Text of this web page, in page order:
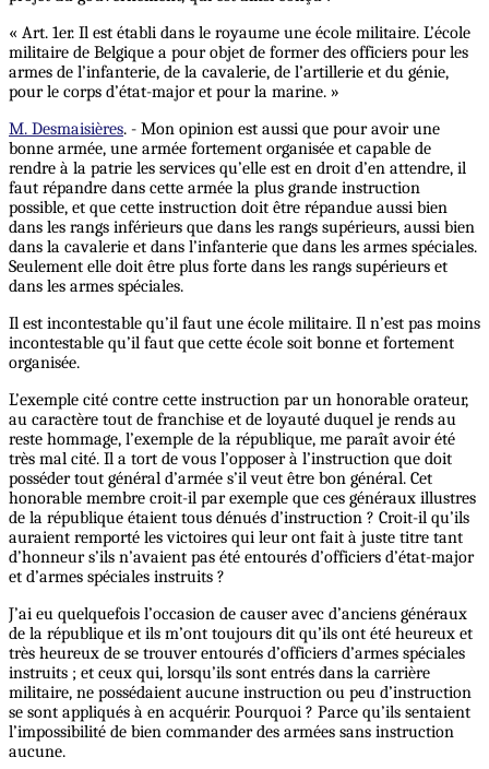
« Art. 1er. Il est établi dans le royaume une école militaire. L’école
militaire de Belgique a pour objet de former des officiers pour les
armes de l’infanterie, de la cavalerie, de l’artillerie et du génie,
pour le corps d’état-major et pour la marine. »
M. Desmaisières. - Mon opinion est aussi que pour avoir une
bonne armée, une armée fortement organisée et capable de
rendre à la patrie les services qu’elle est en droit d’en attendre, il
faut répandre dans cette armée la plus grande instruction
possible, et que cette instruction doit être répandue aussi bien
dans les rangs inférieurs que dans les rangs supérieurs, aussi bien
dans la cavalerie et dans l’infanterie que dans les armes spéciales.
Seulement elle doit être plus forte dans les rangs supérieurs et
dans les armes spéciales.
Il est incontestable qu’il faut une école militaire. Il n’est pas moins
incontestable qu’il faut que cette école soit bonne et fortement
organisée.
L’exemple cité contre cette instruction par un honorable orateur,
au caractère tout de franchise et de loyauté duquel je rends au
reste hommage, l’exemple de la république, me paraît avoir été
très mal cité. Il a tort de vous l’opposer à l’instruction que doit
posséder tout général d’armée s’il veut être bon général. Cet
honorable membre croit-il par exemple que ces généraux illustres
de la république étaient tous dénués d’instruction ? Croit-il qu’ils
auraient remporté les victoires qui leur ont fait à juste titre tant
d’honneur s’ils n’avaient pas été entourés d’officiers d’état-major
et d’armes spéciales instruits ?
J’ai eu quelquefois l’occasion de causer avec d’anciens généraux
de la république et ils m’ont toujours dit qu’ils ont été heureux et
très heureux de se trouver entourés d’officiers d’armes spéciales
instruits ; et ceux qui, lorsqu’ils sont entrés dans la carrière
militaire, ne possédaient aucune instruction ou peu d’instruction
se sont appliqués à en acquérir. Pourquoi ? Parce qu’ils sentaient
l’impossibilité de bien commander des armées sans instruction
aucune.